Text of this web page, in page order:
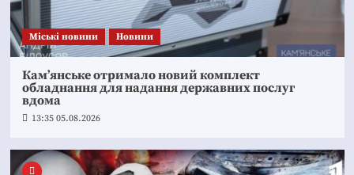
Mіські новини Новини
Кам’янське отримало новий комплект
обладнання для надання державних послуг
вдома
13:35 05.08.2026